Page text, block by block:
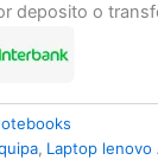
deposito o
, Laptop lenovo